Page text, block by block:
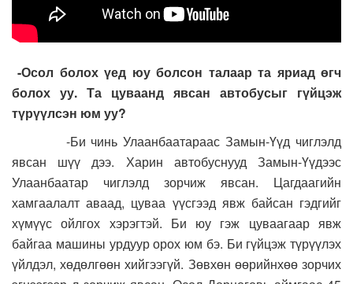
-Осол болох үед юу болсон талаар та яриад өгч
болох уу. Та цуваанд явсан автобусыг гүйцэж
түрүүлсэн юм уу?
-Би чинь Улаанбаатараас Замын-Үүд чиглэлд
явсан шүү дээ. Харин автобуснууд Замын-Үүдээс
Улаанбаатар чиглэлд зорчиж явсан. Цагдаагийн
хамгаалалт аваад, цуваа үүсгээд явж байсан гэдгийг
хүмүүс ойлгох хэрэгтэй. Би юу гэж цуваагаар явж
байгаа машины урдуур орох юм бэ. Би гүйцэж түрүүлэх
үйлдэл, хөдөлгөөн хийгээгүй. Зөвхөн өөрийнхөө зорчих